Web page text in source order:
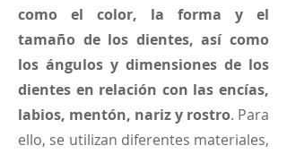
como el color, la forma y el
tamaño de los dientes, así como
los ángulos y dimensiones de los
dientes en relación con las encías,
labios, mentón, nariz y rostro. Para
ello, se utilizan diferentes materiales,